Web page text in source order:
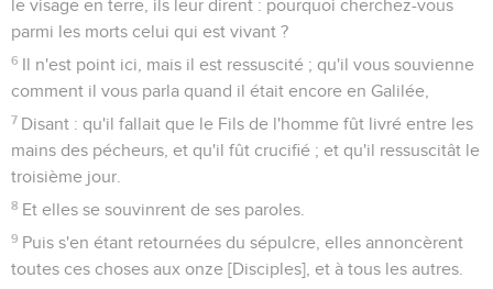
le visage en terre, ils leur dirent : pourquoi cherchez-vous
parmi les morts celui qui est vivant ?
6 Il n'est point ici, mais il est ressuscité ; qu'il vous souvienne
comment il vous parla quand il était encore en Galilée,
7 Disant : qu'il fallait que le Fils de l'homme fût livré entre les
mains des pécheurs, et qu'il fût crucifié ; et qu'il ressuscitât le
troisième jour.
8 Et elles se souvinrent de ses paroles.
9 Puis s'en étant retournées du sépulcre, elles annoncèrent
toutes ces choses aux onze [Disciples], et à tous les autres.